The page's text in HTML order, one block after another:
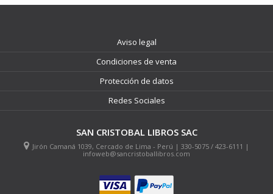
Aviso legal
Condiciones de venta
Protección de datos
Redes Sociales
SAN CRISTOBAL LIBROS SAC
Jirón Camaná 1039, Cercado de Lima - Perú | 330-5075 / 423-6111 |
infoweb@sancristoballibros.com